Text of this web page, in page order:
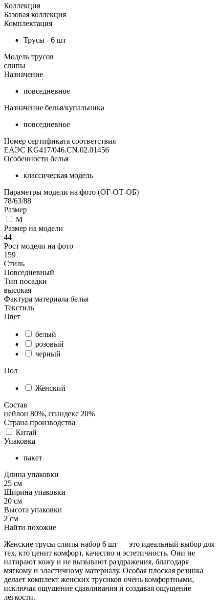
Коллекция
Базовая коллекция
Комплектация
Трусы - 6 шт
Модель трусов
слипы
Назначение
повседневное
Назначение белья/купальника
повседневное
Номер сертификата соответствия
ЕАЭС KG417/046.CN.02.01456
Особенности белья
классическая модель
Параметры модели на фото (ОГ-ОТ-ОБ)
78/63/88
Размер
M
Размер на модели
44
Рост модели на фото
159
Стиль
Повседневный
Тип посадки
высокая
Фактура материала белья
Текстиль
Цвет
белый
розовый
черный
Пол
Женский
Состав
нейлон 80%, спандекс 20%
Страна производства
Китай
Упаковка
пакет
Длина упаковки
25 см
Ширина упаковки
20 см
Высота упаковки
2 см
Найти похожие
Женские трусы слипы набор 6 шт — это идеальный выбор для
тех, кто ценит комфорт, качество и эстетичность. Они не
натирают кожу и не вызывают раздражения, благодаря
мягкому и эластичному материалу. Особая плоская резинка
делает комплект женских трусиков очень комфортными,
исключая ощущение сдавливания и создавая ощущение
легкости.